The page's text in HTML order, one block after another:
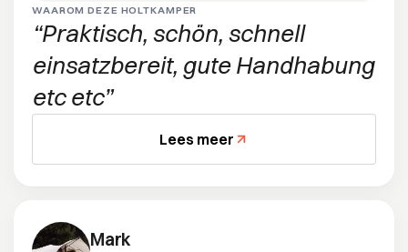
WAAROM DEZE HOLTKAMPER
Praktisch, schön, schnell
einsatzbereit, gute Handhabung
etc etc
Lees meer
Mark